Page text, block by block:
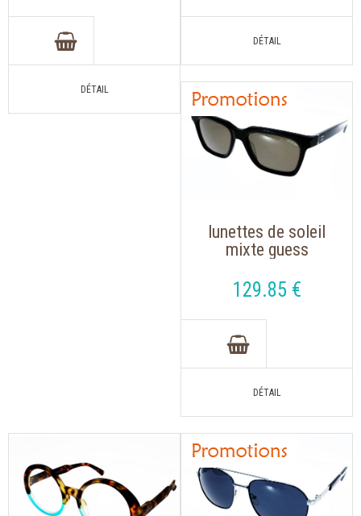
lunettes de soleil
mixte guess
noir avec des verres
gris
129.85 €